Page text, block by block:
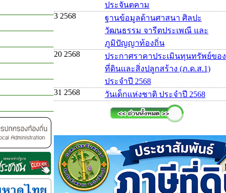
ประจันตคาม
3 2568
ฐานข้อมูลด้านศาสนา ศิลปะ
วัฒนธรรม จารีตประเพณี และ
ภูมิปัญญาท้องถิ่น
20 2568
ประกาศราคาประเมินทุนทรัพย์ของ
ที่ดินและสิ่งปลูกสร้าง (ภ.ด.ส.1)
ประจำปี 2568
31 2568
วันเด็กแห่งชาติ ประจำปี 2568